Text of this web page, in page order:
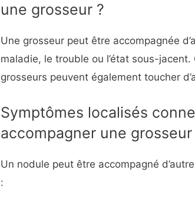
une grosseur ?
Une grosseur peut être accompagnée
maladie, le trouble ou l’état sous-
grosseurs peuvent également toucher
Symptômes localisés
accompagner une grosseur
Un nodule peut être accompagné
: